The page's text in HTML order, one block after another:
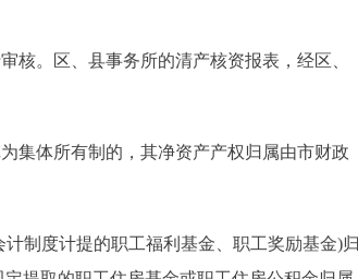
。区、县事务所的清产核资报表，经区、
体所有制的，其净资产产权归属由市财政
制度计提的职工福利基金、职工奖励基金)归